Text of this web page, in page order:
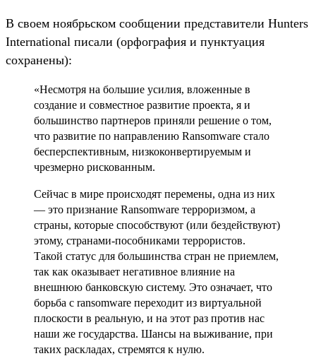
В своем ноябрьском сообщении представители Hunters
International писали (орфография и пунктуация
сохранены):
«Несмотря на большие усилия, вложенные в
создание и совместное развитие проекта, я и
большинство партнеров приняли решение о том,
что развитие по направлению Ransomware стало
бесперспективным, низкоконвертируемым и
чрезмерно рискованным.
Сейчас в мире происходят перемены, одна из них
— это признание Ransomware терроризмом, а
страны, которые способствуют (или бездействуют)
этому, странами-пособниками террористов.
Такой статус для большинства стран не приемлем,
так как оказывает негативное влияние на
внешнюю банковскую систему. Это означает, что
борьба с ransomware переходит из виртуальной
плоскости в реальную, и на этот раз против нас
наши же государства. Шансы на выживание, при
таких раскладах, стремятся к нулю.